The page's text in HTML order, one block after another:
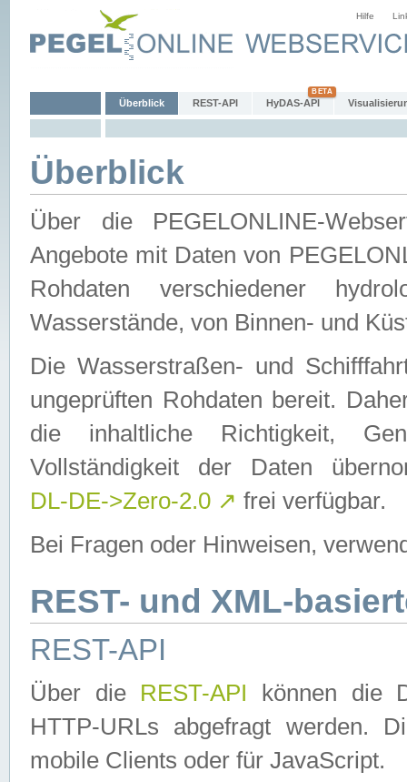
Hilfe
Überblick REST-API HyDAS-API
Überblick
Über die PEGELONLINE-
Angebote mit Daten von
Rohdaten verschiedener
Wasserstände, von Binnen- und
Die Wasserstraßen- und
ungeprüften Rohdaten bereit.
die inhaltliche Richtigkeit,
Vollständigkeit der Daten
DL-DE->Zero-2.0 ↗ frei verfügbar.
Bei Fragen oder Hinweisen,
REST- und XML-
REST-API
Über die REST-API können die
HTTP-URLs abgefragt werden.
mobile Clients oder für JavaScript.